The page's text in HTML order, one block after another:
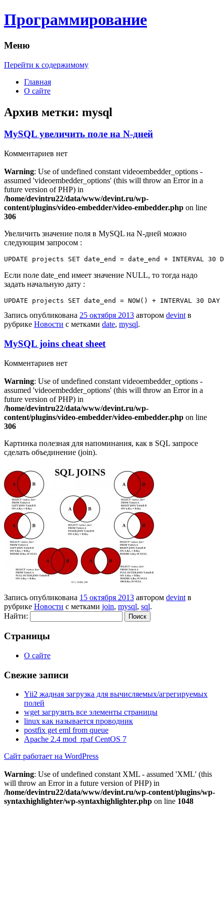
Программирование
Меню
Перейти к содержимому
Главная
О сайте
Архив метки: mysql
MySQL увеличить поле на N-дней
Комментариев нет
Warning: Use of undefined constant videoembedder_options -
assumed 'videoembedder_options' (this will throw an Error in a
future version of PHP) in
/home/devintru22/data/www/devint.ru/wp-
content/plugins/video-embedder/video-embedder.php on line
306
Увеличить значение поля в MySQL на N-дней можно
следующим запросом :
UPDATE projects SET date_end = date_end + INTERVAL 30
Если поле date_end имеет значение NULL, то тогда надо
задать начальную дату :
UPDATE projects SET date_end = NOW() + INTERVAL 30 DAY
Запись опубликована 25 октября 2013 автором devint в
рубрике Новости с метками date, mysql.
MySQL joins cheat sheet
Комментариев нет
Warning: Use of undefined constant videoembedder_options -
assumed 'videoembedder_options' (this will throw an Error in a
future version of PHP) in
/home/devintru22/data/www/devint.ru/wp-
content/plugins/video-embedder/video-embedder.php on line
306
Картинка полезная для напоминания, как в SQL запросе
сделать объединение (join).
Запись опубликована 15 октября 2013 автором devint в
рубрике Новости с метками join, mysql, sql.
Найти:
Страницы
О сайте
Свежие записи
Yii2 жадная загрузка для вычисляемых/агрегируемых
полей
wget загрузить все элементы страницы
linux как называется проводник
postfix get eml from queue
Apache 2.4 mod_rpaf CentOS 7
Сайт работает на WordPress
Warning: Use of undefined constant XML - assumed 'XML' (this
will throw an Error in a future version of PHP) in
/home/devintru22/data/www/devint.ru/wp-content/plugins/wp-
syntaxhighlighter/wp-syntaxhighlighter.php on line 1048